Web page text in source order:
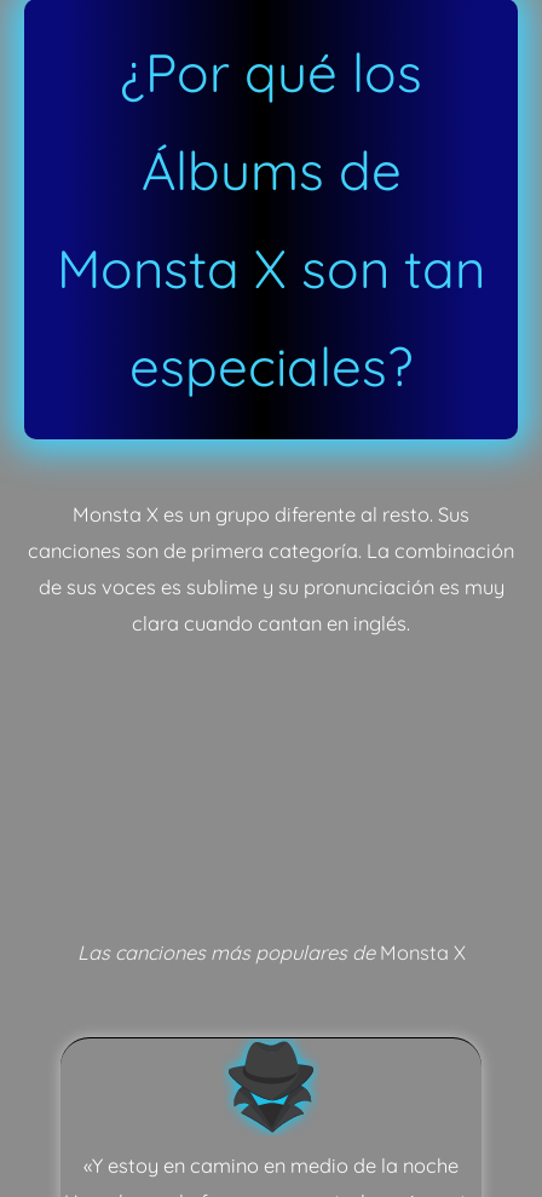
¿Por qué los
Álbums de
Monsta X son tan
especiales?
Monsta X es un grupo diferente al resto. Sus
canciones son de primera categoría. La combinación
de sus voces es sublime y su pronunciación es muy
clara cuando cantan en inglés.
Las canciones más populares de Monsta X
«Y estoy en camino en medio de la noche